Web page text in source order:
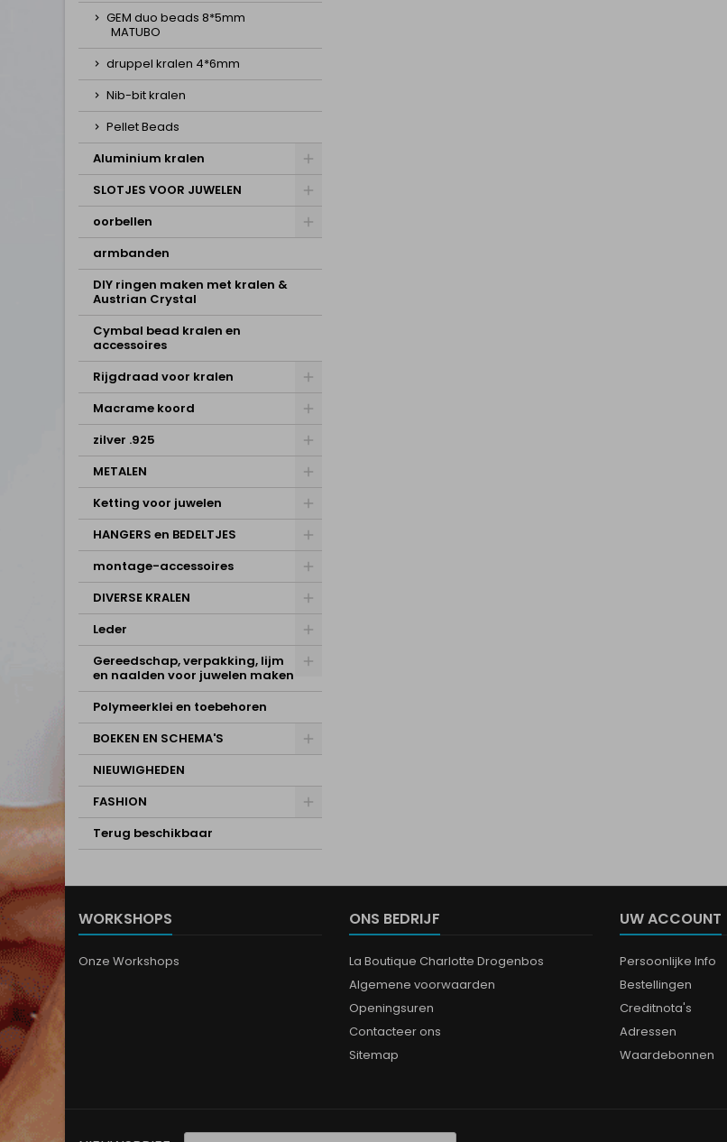
GEM duo beads 8*5mm
MATUBO
druppel kralen 4*6mm
Nib-bit kralen
Pellet Beads
Aluminium kralen
SLOTJES VOOR JUWELEN
oorbellen
armbanden
DIY ringen maken met kralen &
Austrian Crystal
Cymbal bead kralen en
accessoires
Rijgdraad voor kralen
Macrame koord
zilver .925
METALEN
Ketting voor juwelen
HANGERS en BEDELTJES
montage-accessoires
DIVERSE KRALEN
Leder
Gereedschap, verpakking, lijm
en naalden voor juwelen maken
Polymeerklei en toebehoren
BOEKEN EN SCHEMA'S
NIEUWIGHEDEN
FASHION
Terug beschikbaar
WORKSHOPS
Onze Workshops
ONS BEDRIJF
La Boutique Charlotte Drogenbos
Algemene voorwaarden
Openingsuren
Contacteer ons
Sitemap
UW ACCOUNT
Persoonlijke Info
Bestellingen
Creditnota's
Adressen
Waardebonnen